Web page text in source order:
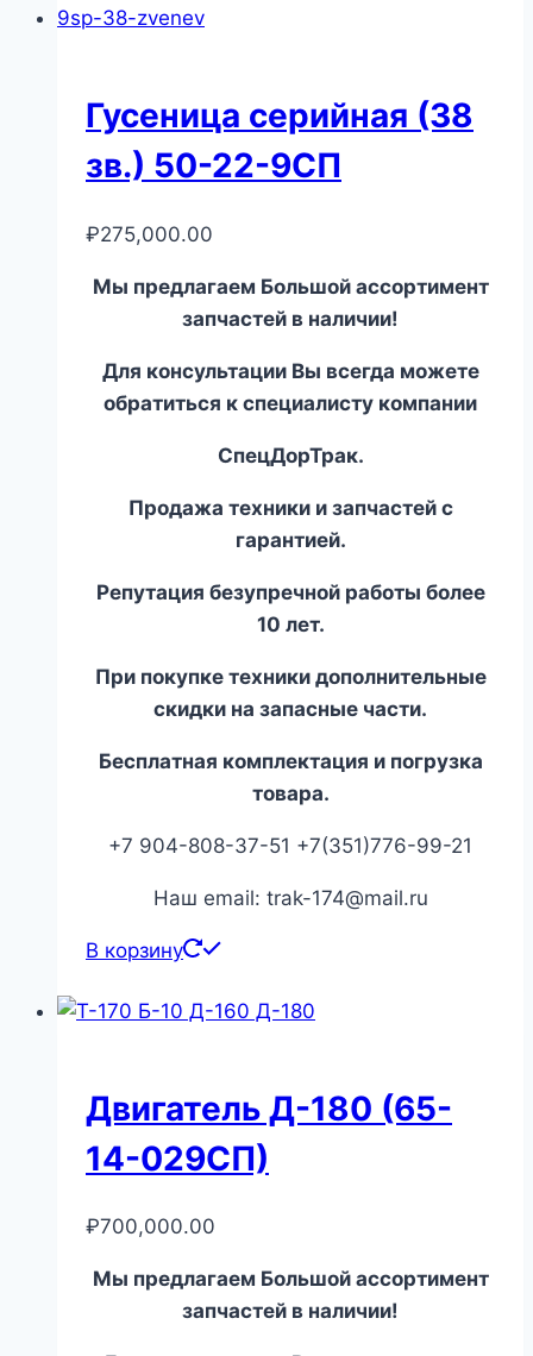
Гусеница серийная (38
зв.) 50-22-9СП
₽275,000.00
Мы предлагаем Большой ассортимент
запчастей в наличии!
Для консультации Вы всегда можете
обратиться к специалисту компании
СпецДорТрак.
Продажа техники и запчастей с
гарантией.
Репутация безупречной работы более
10 лет.
При покупке техники дополнительные
скидки на запасные части.
Бесплатная комплектация и погрузка
товара.
+7 904-808-37-51 +7(351)776-99-21
Наш email: trak-174@mail.ru
В корзину
Двигатель Д-180 (65-
14-029СП)
₽700,000.00
Мы предлагаем Большой ассортимент
запчастей в наличии!